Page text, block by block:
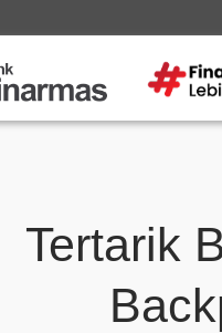
Tertarik